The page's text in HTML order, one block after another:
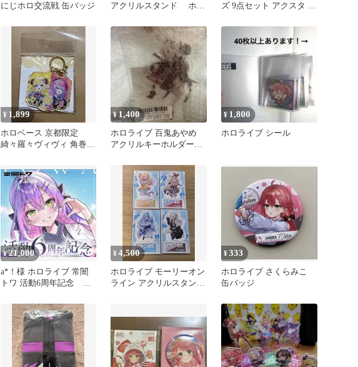
にじホロ交流戦 缶バッジ
アクリルスタンド ホロ
ズ 9点セット アクスタ 缶
キ
¥ 1,899
ホロベース 京都限定
綺々羅々ヴィヴィ 角巻わ
¥ 1,400
ホロライブ 百鬼あやめ
アクリルキーホルダー
¥ 1,800
ホロライブ シール
¥21,000
a*！様 ホロライブ 常闇
トワ 活動6周年記念 活
数量限
¥4,500
ホロライブ モーリーオン
ライン アクリルスタンド
¥333
ホロライブ さくらみこ
缶バッジ